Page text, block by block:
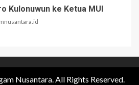
Kulonuwun ke Ketua MUI
Nusantara. All Rights Reserved.